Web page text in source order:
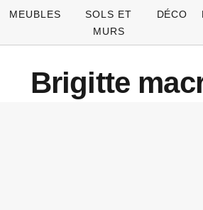
MEUBLES
SOLS ET
MURS
DÉCO
Brigitte